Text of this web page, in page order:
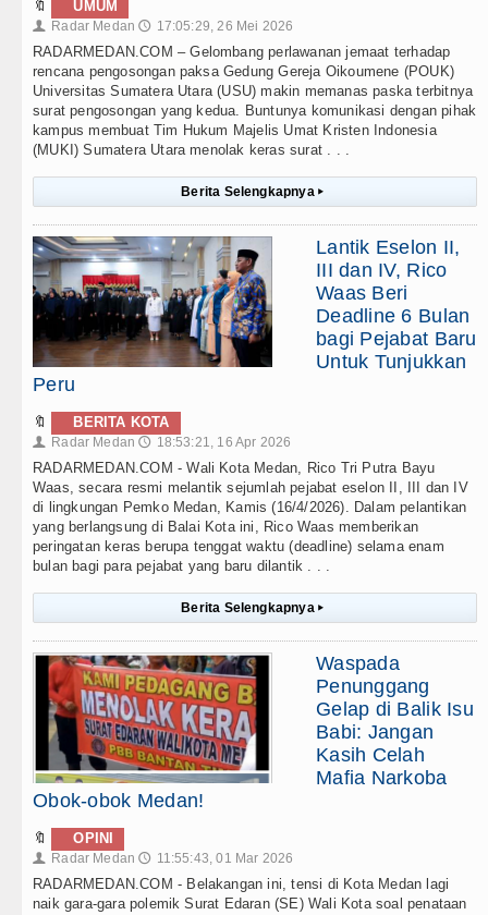
🔖 UMUM
👤 Radar Medan 🕔 17:05:29, 26 Mei 2026
RADARMEDAN.COM – Gelombang perlawanan jemaat terhadap
rencana pengosongan paksa Gedung Gereja Oikoumene (POUK)
Universitas Sumatera Utara (USU) makin memanas paska terbitnya
surat pengosongan yang kedua. Buntunya komunikasi dengan pihak
kampus membuat Tim Hukum Majelis Umat Kristen Indonesia
(MUKI) Sumatera Utara menolak keras surat . . .
Berita Selengkapnya ▸
Lantik Eselon II,
III dan IV, Rico
Waas Beri
Deadline 6 Bulan
bagi Pejabat Baru
Untuk Tunjukkan
Peru
🔖 BERITA KOTA
👤 Radar Medan 🕔 18:53:21, 16 Apr 2026
RADARMEDAN.COM - Wali Kota Medan, Rico Tri Putra Bayu
Waas, secara resmi melantik sejumlah pejabat eselon II, III dan IV
di lingkungan Pemko Medan, Kamis (16/4/2026). Dalam pelantikan
yang berlangsung di Balai Kota ini, Rico Waas memberikan
peringatan keras berupa tenggat waktu (deadline) selama enam
bulan bagi para pejabat yang baru dilantik . . .
Berita Selengkapnya ▸
Waspada
Penunggang
Gelap di Balik Isu
Babi: Jangan
Kasih Celah
Mafia Narkoba
Obok-obok Medan!
🔖 OPINI
👤 Radar Medan 🕔 11:55:43, 01 Mar 2026
RADARMEDAN.COM - Belakangan ini, tensi di Kota Medan lagi
naik gara-gara polemik Surat Edaran (SE) Wali Kota soal penataan